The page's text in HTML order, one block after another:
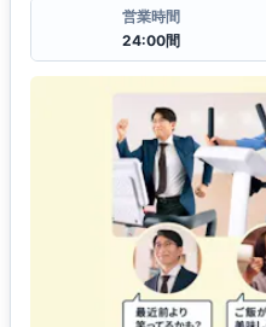
営業時間
24:00間